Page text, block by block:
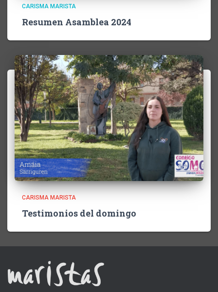
CARISMA MARISTA
Resumen Asamblea 2024
CARISMA MARISTA
Testimonios del domingo